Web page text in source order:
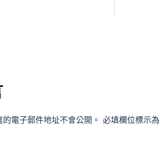
電子郵件地址不會公開。 必填欄位標示為